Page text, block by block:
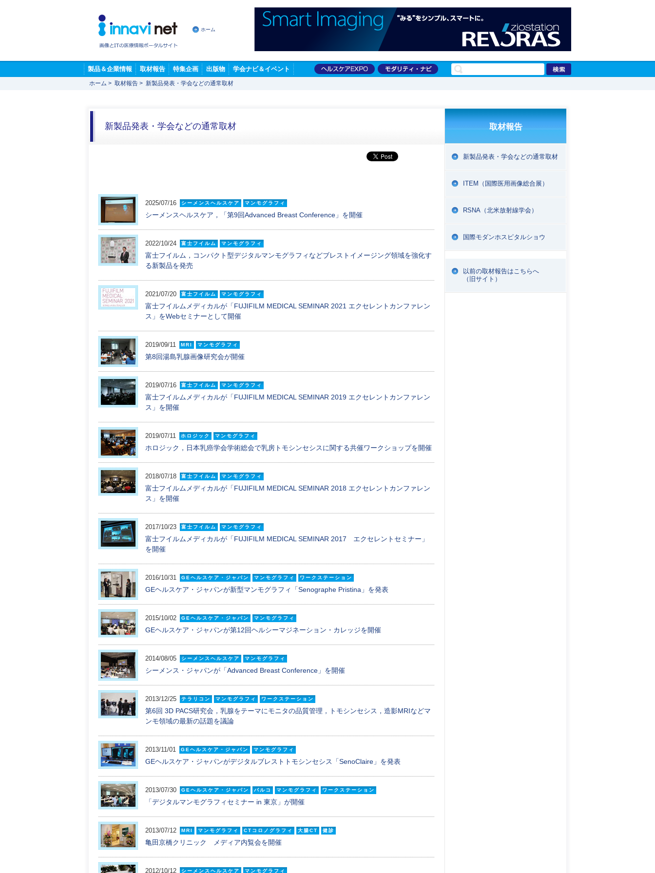
ホーム
製品＆企業情報 取材報告 特集企画 出版物 学会ナビ＆イベント
ホーム > 取材報告 > 新製品発表・学会などの通常取材
新製品発表・学会などの通常取材
2025/07/16 シーメンスヘルスケア マンモグラフィ
シーメンスヘルスケア，「第9回Advanced Breast Conference」を開催
2022/10/24 富士フイルム マンモグラフィ
富士フイルム，コンパクト型デジタルマンモグラフィなどブレストイメージング領域を強化す
る新製品を発売
2021/07/20 富士フイルム マンモグラフィ
富士フイルムメディカルが「FUJIFILM MEDICAL SEMINAR 2021 エクセレントカンファレン
ス」をWebセミナーとして開催
2019/09/11 MRI マンモグラフィ
第8回湯島乳腺画像研究会が開催
2019/07/16 富士フイルム マンモグラフィ
富士フイルムメディカルが「FUJIFILM MEDICAL SEMINAR 2019 エクセレントカンファレン
ス」を開催
2019/07/11 ホロジック マンモグラフィ
ホロジック，日本乳癌学会学術総会で乳房トモシンセシスに関する共催ワークショップを開催
2018/07/18 富士フイルム マンモグラフィ
富士フイルムメディカルが「FUJIFILM MEDICAL SEMINAR 2018 エクセレントカンファレン
ス」を開催
2017/10/23 富士フイルム マンモグラフィ
富士フイルムメディカルが「FUJIFILM MEDICAL SEMINAR 2017 エクセレントセミナー」
を開催
2016/10/31 GEヘルスケア・ジャパン マンモグラフィ ワークステーション
GEヘルスケア・ジャパンが新型マンモグラフィ「Senographe Pristina」を発表
2015/10/02 GEヘルスケア・ジャパン マンモグラフィ
GEヘルスケア・ジャパンが第12回ヘルシーマジネーション・カレッジを開催
2014/08/05 シーメンスヘルスケア マンモグラフィ
シーメンス・ジャパンが「Advanced Breast Conference」を開催
2013/12/25 テラリコン マンモグラフィ ワークステーション
第6回 3D PACS研究会，乳腺をテーマにモニタの品質管理，トモシンセシス，造影MRIなどマ
ンモ領域の最新の話題を議論
2013/11/01 GEヘルスケア・ジャパン マンモグラフィ
GEヘルスケア・ジャパンがデジタルブレストトモシンセシス「SenoClaire」を発表
2013/07/30 GEヘルスケア・ジャパン バルコ マンモグラフィ ワークステーション
「デジタルマンモグラフィセミナー in 東京」が開催
2013/07/12 MRI マンモグラフィ CTコロノグラフィ 大腸CT 健診
亀田京橋クリニック メディア内覧会を開催
2012/10/12 シーメンスヘルスケア マンモグラフィ
取材報告
新製品発表・学会などの通常取材
ITEM（国際医用画像総合展）
RSNA（北米放射線学会）
国際モダンホスピタルショウ
以前の取材報告はこちらへ
（旧サイト）